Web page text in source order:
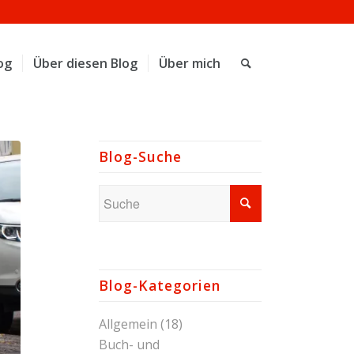
Über diesen Blog Über mich
Blog-Suche
Blog-Kategorien
Allgemein (18)
Buch- und